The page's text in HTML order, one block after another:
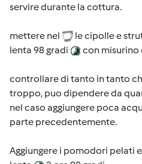
servire durante la cottura.
mettere nel
le cipolle e
lenta 98 gradi
con misurino
controllare di tanto in tanto
troppo, puo dipendere da
nel caso aggiungere poca
parte precedentemente.
Aggiungere i pomodori pelati